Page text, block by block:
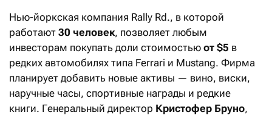
Нью-йоркская компания Rally Rd., в которой
работают 30 человек, позволяет любым
инвесторам покупать доли стоимостью от $5 в
редких автомобилях типа Ferrari и Mustang. Фирма
планирует добавить новые активы — вино, виски,
наручные часы, спортивные награды и редкие
книги. Генеральный директор Кристофер Бруно,